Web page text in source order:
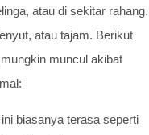
atau di sekitar rahang.
atau tajam. Berikut
muncul akibat
biasanya terasa seperti